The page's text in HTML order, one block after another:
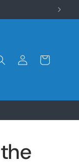
Iniciar
sesión
Carrito